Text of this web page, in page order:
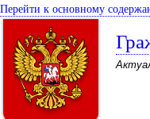
Перейти к основному